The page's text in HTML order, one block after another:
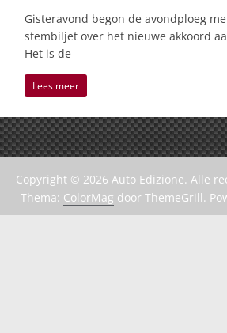
Gisteravond begon de avondploeg
stembiljet over het nieuwe akkoord
Het is de
Lees meer
Copyright © 2026 Auto Edizione. Alle
Thema: ColorMag door ThemeGrill.